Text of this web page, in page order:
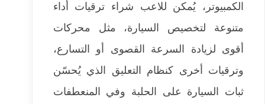
الكمبيوتر، يُمكن للاعب شراء ترقيات أداء
متنوعة لتخصيص السيارة، مثل محركات
أقوى لزيادة السرعة القصوى أو التسارع،
وترقيات أخرى كنظام التعليق الذي يُحسّن
ثبات السيارة على الحلبة وفي المنعطفات